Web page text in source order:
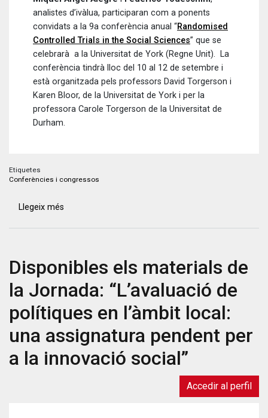
analistes d’ivàlua, participaran com a ponents
convidats a la 9a conferència anual “Randomised
Controlled Trials in the Social Sciences” que se
celebrarà a la Universitat de York (Regne Unit). La
conferència tindrà lloc del 10 al 12 de setembre i
està organitzada pels professors David Torgerson i
Karen Bloor, de la Universitat de York i per la
professora Carole Torgerson de la Universitat de
Durham.
Etiquetes
Conferències i congressos
Llegeix més
la
Ninth
Annual
"Randomised
Controlled
Trials
in
Disponibles els materials de
la Jornada: “L’avaluació de
polítiques en l’àmbit local:
una assignatura pendent per
a la innovació social”
Accedir al perfil